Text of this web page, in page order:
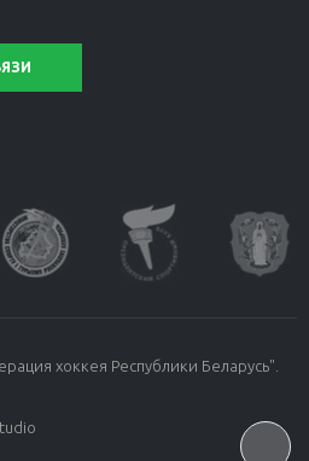
хоккея Республики Беларусь".